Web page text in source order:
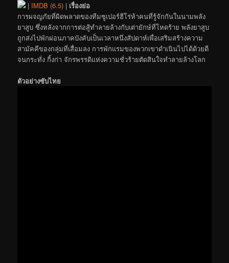
| IMDB (6.5) | เรื่องย่อ
การผจญภัยที่ผิดพลาดของทีมซูเปอร์ฮีโร่ห้าคนที่รู้จักกันในนามพลัง
ยาสูบ ซึ่งหลังจากการต่อสู้ทำลายล้างกับเต่ายักษ์ที่โหดร้าย พลังยาสูบ
ถูกส่งไปพักผ่อนภาคบังคับเป็นเวลาหนึ่งสัปดาห์เพื่อเสริมสร้างความ
สามัคคีของกลุ่มที่เสื่อมลง การพักแรมของพวกเขาดำเนินไปได้ด้วยดี
จนกระทั่ง กิ้งก่า จักรพรรดิแห่งความชั่วร้ายตัดสินใจทำลายล้างโลก
ตัวอย่างซับไทย